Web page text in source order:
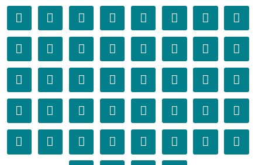
𫜔 𫜕 𫜖 𫜗 𫜘 𫜙 𫜚 𫜛
𫜜 𫜝 𫜞 𫜟 𫜠 𫜡 𫜢 𫜣
𫜤 𫜥 𫜦 𫜧 𫜨 𫜩 𫜪 𫜫
𫜬 𫜭 𫜮 𫜯 𫜰 𫜱 𫜲 𫜳
𫜴 𫜵 𫜶 𫜷 𫜸 𫜹 𫜺 𫜻